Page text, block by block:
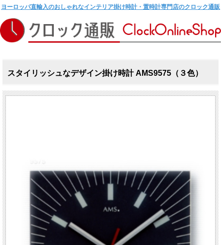
ヨーロッパ直輸入のおしゃれなインテリア掛け時計・置時計専門店のクロック通販
スタイリッシュなデザイン掛け時計 AMS9575（３色）